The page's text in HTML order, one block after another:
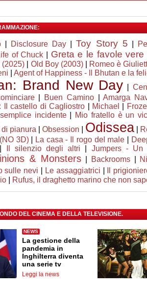
Disclosure Day |Toy Story 5
of Chuck Greta e le favole vere
(2025)
Old Boy (2003)|
Romeo è
Agent of Happiness - Il Bhutan e la
Brand New Day |
| Buen Camino|Amarga
Il castello di Cagliostro Michael
incidente|
Mio fratello è un
di pianura Obsession Odissea
3D)| La casa - Il rogo del male
Il silenzio degli altri
Jumpers -
& Monsters| Backrooms|
sulle nevi
Le assaggiatrici
Il
Rufus, il draghetto marino che non
DEL CINEMA E DELLA TELEVISIONE.
NEWS
La gestione della
pandemia in
Inghilterra diventa
una serie tv
Leggi la news